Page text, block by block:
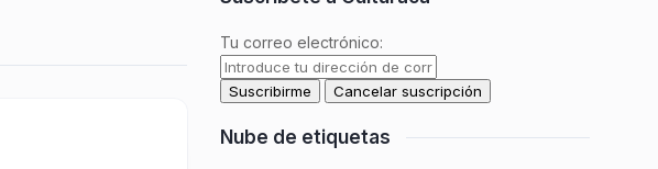
Tu correo electrónico:
Nube de etiquetas